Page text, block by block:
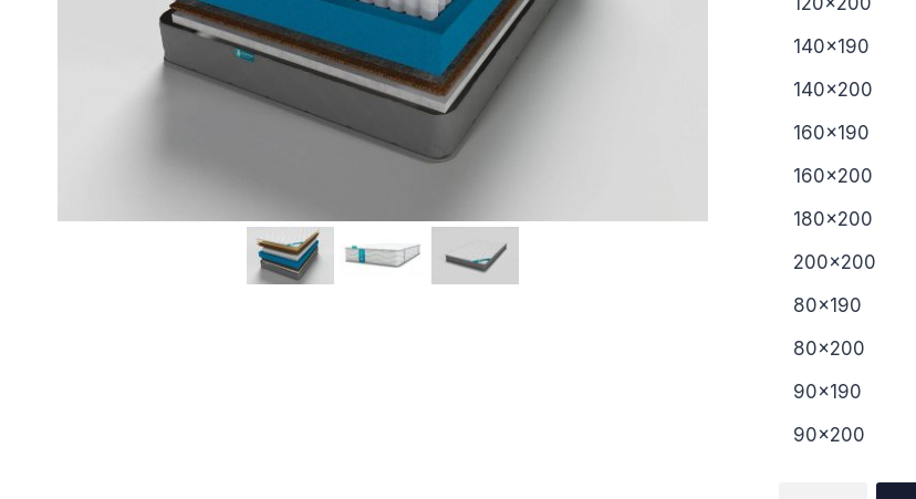
140×190
140×200
160×190
160×200
180×200
200×200
80×190
80×200
90×190
90×200